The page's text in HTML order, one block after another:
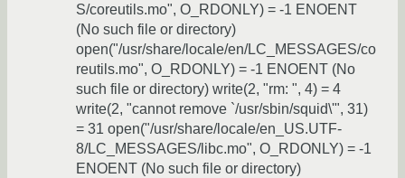
S/coreutils.mo", O_RDONLY) = -1 ENOENT
(No such file or directory)
open("/usr/share/locale/en/LC_MESSAGES/co
reutils.mo", O_RDONLY) = -1 ENOENT (No
such file or directory) write(2, "rm: ", 4) = 4
write(2, "cannot remove `/usr/sbin/squid\'", 31)
= 31 open("/usr/share/locale/en_US.UTF-
8/LC_MESSAGES/libc.mo", O_RDONLY) = -1
ENOENT (No such file or directory)